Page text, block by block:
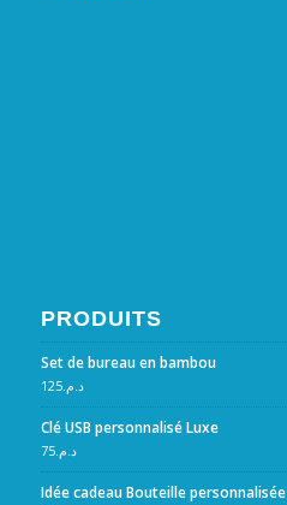
PRODUITS
Set de bureau en bambou
د.م.125
Clé USB personnalisé Luxe
د.م.75
Idée cadeau Bouteille personnalisée